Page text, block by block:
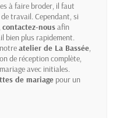
à faire broder, il faut
de travail. Cependant, si
contactez-nousafin
bien plus rapidement.
atelier de La Bassée,
de réception complète,
avec initiales.
de mariage pour un